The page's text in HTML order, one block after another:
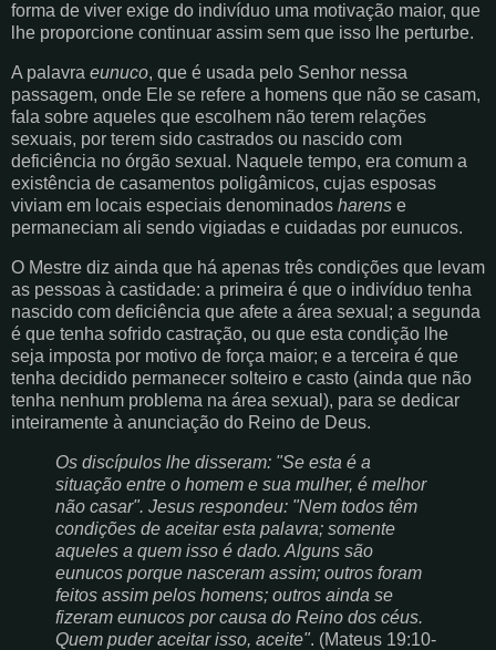
forma de viver exige do indivíduo uma motivação maior, que
lhe proporcione continuar assim sem que isso lhe perturbe.
A palavra eunuco, que é usada pelo Senhor nessa
passagem, onde Ele se refere a homens que não se casam,
fala sobre aqueles que escolhem não terem relações
sexuais, por terem sido castrados ou nascido com
deficiência no órgão sexual. Naquele tempo, era comum a
existência de casamentos poligâmicos, cujas esposas
viviam em locais especiais denominados harens e
permaneciam ali sendo vigiadas e cuidadas por eunucos.
O Mestre diz ainda que há apenas três condições que levam
as pessoas à castidade: a primeira é que o indivíduo tenha
nascido com deficiência que afete a área sexual; a segunda
é que tenha sofrido castração, ou que esta condição lhe
seja imposta por motivo de força maior; e a terceira é que
tenha decidido permanecer solteiro e casto (ainda que não
tenha nenhum problema na área sexual), para se dedicar
inteiramente à anunciação do Reino de Deus.
Os discípulos lhe disseram: "Se esta é a
situação entre o homem e sua mulher, é melhor
não casar". Jesus respondeu: "Nem todos têm
condições de aceitar esta palavra; somente
aqueles a quem isso é dado. Alguns são
eunucos porque nasceram assim; outros foram
feitos assim pelos homens; outros ainda se
fizeram eunucos por causa do Reino dos céus.
Quem puder aceitar isso, aceite". (Mateus 19:10-